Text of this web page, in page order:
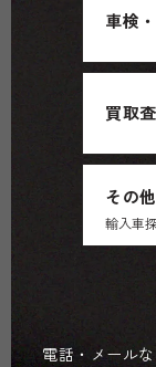
車検
買取
その
輸入車
電話・メール